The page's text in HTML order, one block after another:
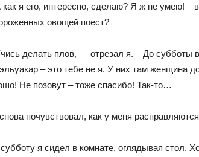
я его, интересно, сделаю? Я ж не умею! –
овощей поест?
делать плов, — отрезал я. – До субботы
– это тебе не я. У них там женщина
Не позовут – тоже спасибо! Так-то…
почувствовал, как у меня
я сидел в комнате, оглядывая стол.